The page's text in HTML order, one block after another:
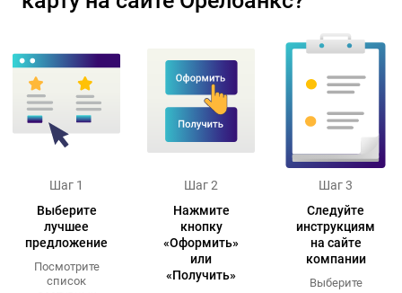
Шаг 1
Выберите
лучшее
предложение
Посмотрите
список
Шаг 2
Нажмите
кнопку
«Оформить»
или
«Получить»
Шаг 3
Следуйте
инструкциям
на сайте
компании
Выберите